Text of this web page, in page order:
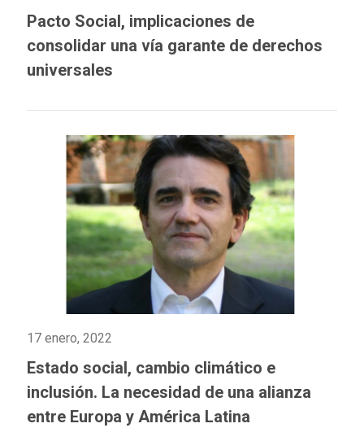
Pacto Social, implicaciones de
consolidar una vía garante de derechos
universales
17 enero, 2022
Estado social, cambio climático e
inclusión. La necesidad de una alianza
entre Europa y América Latina